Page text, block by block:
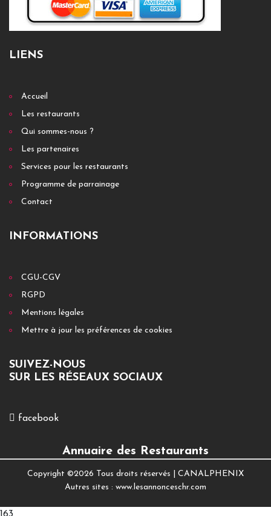
LIENS
Accueil
Les restaurants
Qui sommes-nous ?
Les partenaires
Services pour les restaurants
Programme de parrainage
Contact
INFORMATIONS
CGU-CGV
RGPD
Mentions légales
Mettre à jour les préférences de cookies
SUIVEZ-NOUS
SUR LES RÉSEAUX SOCIAUX
facebook
Annuaire des Restaurants
Copyright ©2026 Tous droits réservés | CANALPHENIX
Autres sites : www.lesannonceschr.com
163